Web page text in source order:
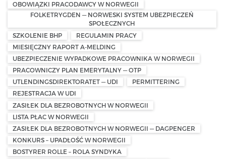
OBOWIĄZKI PRACODAWCY W NORWEGII
FOLKETRYGDEN — NORWESKI SYSTEM UBEZPIECZEŃ
SPOŁECZNYCH
SZKOLENIE BHP
REGULAMIN PRACY
MIESIĘCZNY RAPORT A-MELDING
UBEZPIECZENIE WYPADKOWE PRACOWNIKA W NORWEGII
PRACOWNICZY PLAN EMERYTALNY — OTP
UTLENDINGSDIREKTORATET — UDI
PERMITTERING
REJESTRACJA W UDI
ZASIŁEK DLA BEZROBOTNYCH W NORWEGII
LISTA PŁAC W NORWEGII
ZASIŁEK DLA BEZROBOTNYCH W NORWEGII — DAGPENGER
KONKURS – UPADŁOŚĆ W NORWEGII
BOSTYRER ROLLE – ROLA SYNDYKA